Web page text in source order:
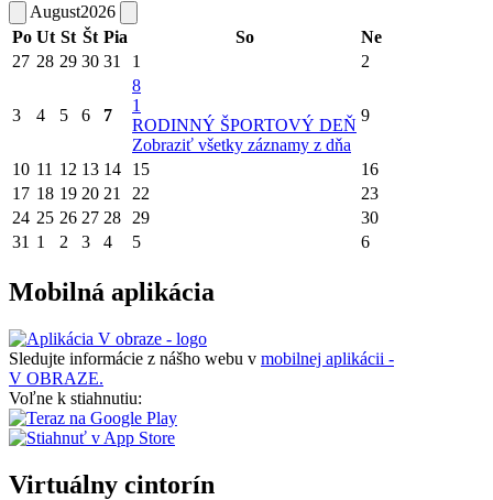
August2026
Po Ut St Št Pia So
Ne
27 28 29 30 31 1 2
3 4 5 6 7
8
1
RODINNÝ ŠPORTOVÝ DEŇ
Zobraziť všetky záznamy z dňa
9
10 11 12 13 14 15
16
17 18 19 20 21 22
23
24 25 26 27 28 29
30
31 1 2 3 4 5 6
Mobilná aplikácia
Sledujte informácie z nášho webu v mobilnej aplikácii -
V OBRAZE.
Voľne k stiahnutiu:
Virtuálny cintorín